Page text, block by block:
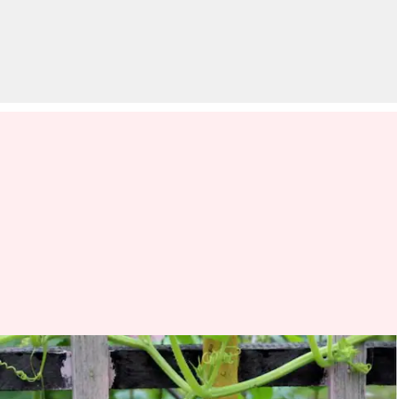
#HealthBytes: Mengapa Anda
harus makan labu botol?